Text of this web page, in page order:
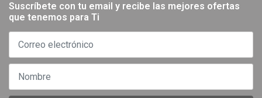
Suscríbete con tu email y recibe las mejores ofertas
que tenemos para Ti